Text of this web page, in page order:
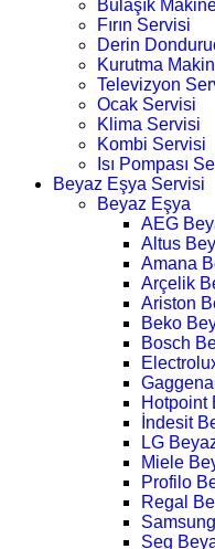
Bulaşık
Fırın Servisi
Derin
Kurutma
Televizyon
Ocak Servisi
Klima Servisi
Kombi Servisi
Isı Pompası
Beyaz Eşya Servisi
Beyaz Eşya
AEG
Altus
Amana
Arçelik
Ariston
Beko
Bosch
Hotpoint
İndesit
LG
Miele
Profilo
Regal
Seg